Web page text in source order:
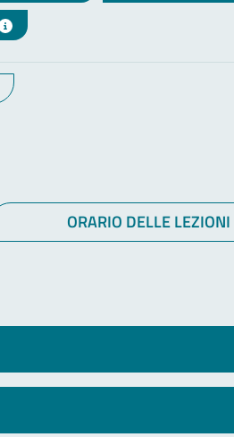
ORARIO DELLE LEZIONI